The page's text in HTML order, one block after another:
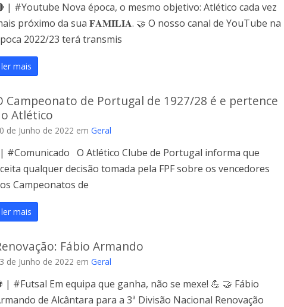
| #Youtube Nova época, o mesmo objetivo: Atlético cada vez
próximo da sua 𝐅𝐀𝐌𝐈́𝐋𝐈𝐀. 🤝 O nosso canal de YouTube na
2022/23 terá transmis
ler mais
Campeonato de Portugal de 1927/28 é e pertence
Atlético
de Junho de 2022 em Geral
| #Comunicado O Atlético Clube de Portugal informa que
qualquer decisão tomada pela FPF sobre os vencedores
Campeonatos de
ler mais
Fábio Armando
de Junho de 2022 em Geral
| #Futsal Em equipa que ganha, não se mexe! 💪 🤝 Fábio
de Alcântara para a 3ª Divisão Nacional Renovação